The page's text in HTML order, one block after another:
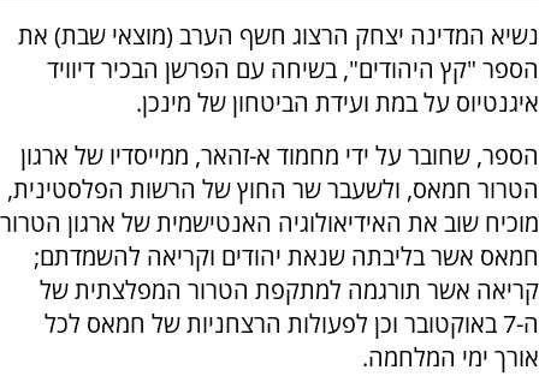
נשיא המדינה יצחק הרצוג חשף הערב (מוצאי שבת) את
הספר "קץ היהודים", בשיחה עם הפרשן הבכיר דיוויד
איגנטיוס על במת ועידת הביטחון של מינכן.
הספר, שחובר על ידי מחמוד א-זהאר, ממייסדיו של ארגון
הטרור חמאס, ולשעבר שר החוץ של הרשות הפלסטינית,
מוכיח שוב את האידיאולוגיה האנטישמית של ארגון הטרור
חמאס אשר בליבתה שנאת יהודים וקריאה להשמדתם;
קריאה אשר תורגמה למתקפת הטרור המפלצתית של
ה-7 באוקטובר וכן לפעולות הרצחניות של חמאס לכל
אורך ימי המלחמה.